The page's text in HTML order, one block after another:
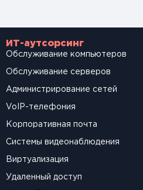
ИТ-аутсорсинг
Обслуживание компьютеров
Обслуживание серверов
Администрирование сетей
VoIP-телефония
Корпоративная почта
Системы видеонаблюдения
Виртуализация
Удаленный доступ